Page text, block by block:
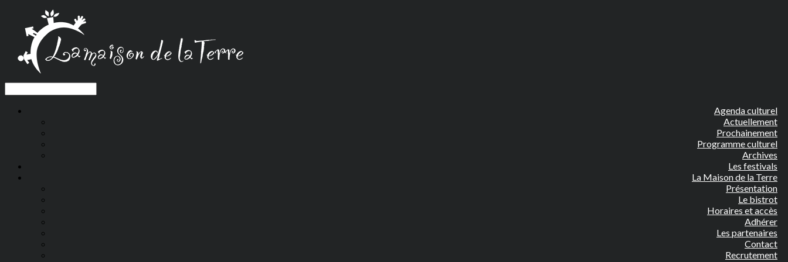
Agenda culturel
Actuellement
Prochainement
Programme culturel
Archives
Les festivals
La Maison de la Terre
Présentation
Le bistrot
Horaires et accès
Adhérer
Les partenaires
Contact
Recrutement